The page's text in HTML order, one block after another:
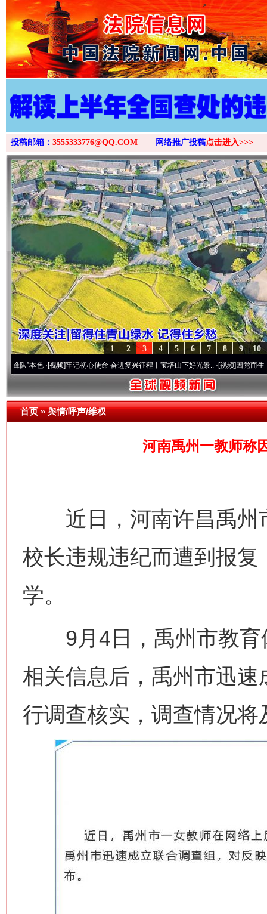
>
投稿邮箱： 3555333776@QQ.COM 网络推广投稿点击进入>>>
10
9
8
7
6
5
4
3
2
1
·[视频]牢记初心使命 奋进复兴征程丨宝塔山下好光景..·[视频]因党而生 为党而战
首页»舆情/呼声/维权
河南禹州一教师称
近日，河南许昌禹州
校长违规违纪而遭到报
学。
9月4日，禹州市教育
相关信息后，禹州市迅
行调查核实，调查情况